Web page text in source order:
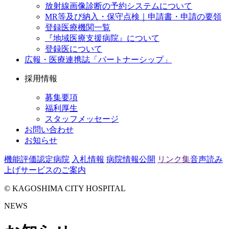
放射線画像診断の予約システムについて
MR等及び納入・保守点検｜申請書・申請の要領
登録医療機関一覧
『地域医療支援病院』について
登録医について
広報・医療連携誌「パートナーシップ」
採用情報
募集要項
福利厚生
スタッフメッセージ
お問い合わせ
お知らせ
機能評価認定病院 入札情報 病院情報公開 リンク集音声読み
上げサービスのご案内
© KAGOSHIMA CITY HOSPITAL
NEWS